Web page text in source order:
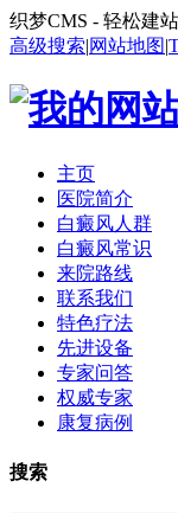
织梦CMS - 轻松建
高级搜索|网站地图|
主页
医院简介
白癜风人群
白癜风常识
来院路线
联系我们
特色疗法
先进设备
专家问答
权威专家
康复病例
搜索